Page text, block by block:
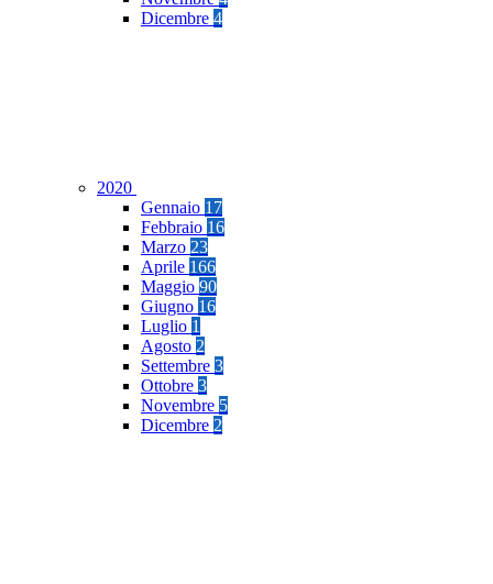
Dicembre 4
2020
Gennaio 17
Febbraio 16
Marzo 23
Aprile 166
Maggio 90
Giugno 16
Luglio 1
Agosto 2
Settembre 3
Ottobre 3
Novembre 5
Dicembre 2